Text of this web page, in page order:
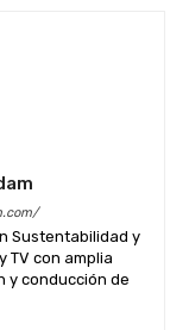
Sustentabilidad y
TV con amplia
y conducción de